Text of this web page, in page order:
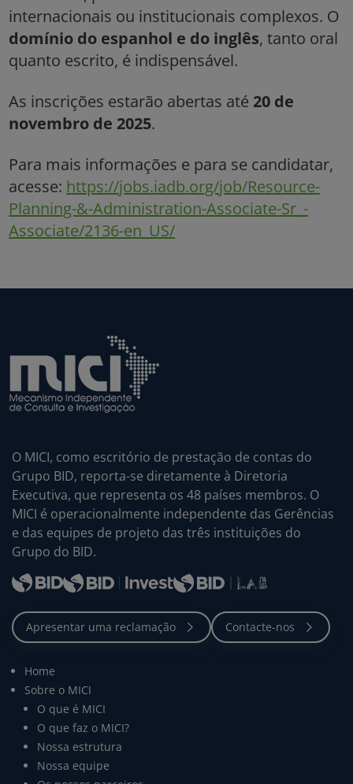
O MICI, como escritório de prestação de contas do
Grupo BID, reporta-se diretamente à Diretoria
Executiva, que representa os 48 países membros. O
MICI é operacionalmente independente das Gerências
e das equipes de projeto das três instituições do
Grupo do BID.
Home
Sobre o MICI
O que é MICI
O que faz o MICI?
Nossa estrutura
Nossa equipe